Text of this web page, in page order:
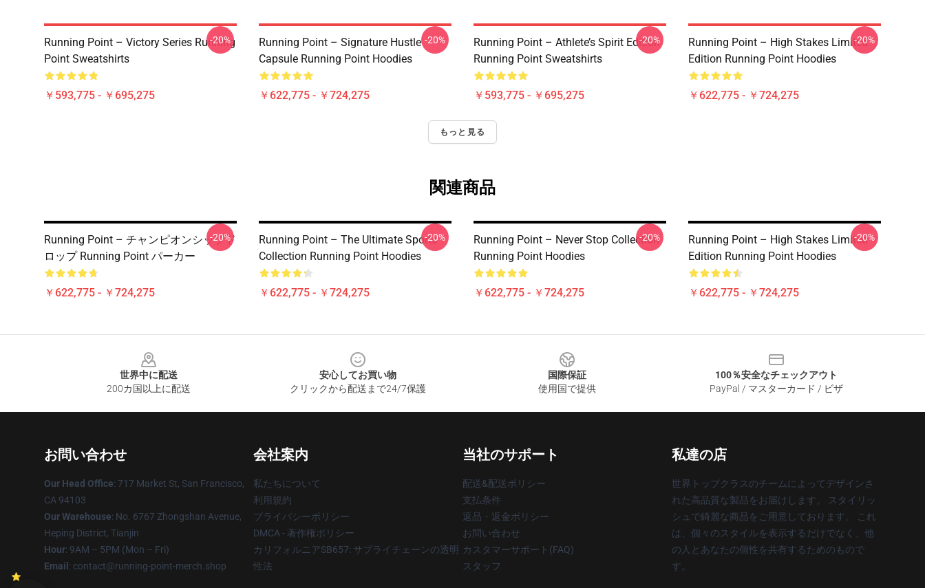
Running Point – Victory Series Running
Point Sweatshirts
￥593,775 - ￥695,275
-20%
Running Point – Signature Hustle
Capsule Running Point Hoodies
￥622,775 - ￥724,275
-20%
Running Point – Athlete’s Spirit Edition
Running Point Sweatshirts
￥593,775 - ￥695,275
-20%
Running Point – High Stakes Limited
Edition Running Point Hoodies
￥622,775 - ￥724,275
-20%
もっと見る
関連商品
Running Point – チャンピオンシップド
ロップ Running Point パーカー
￥622,775 - ￥724,275
-20%
Running Point – The Ultimate Sports
Collection Running Point Hoodies
￥622,775 - ￥724,275
-20%
Running Point – Never Stop Collection
Running Point Hoodies
￥622,775 - ￥724,275
-20%
Running Point – High Stakes Limited
Edition Running Point Hoodies
￥622,775 - ￥724,275
-20%
世界中に配送
200カ国以上に配送
安心してお買い物
クリックから配送まで24/7保護
国際保証
使用国で提供
100％安全なチェックアウト
PayPal / マスターカード / ビザ
お問い合わせ
Our Head Office: 717 Market St, San Francisco,
CA 94103
Our Warehouse: No. 6767 Zhongshan Avenue,
Heping District, Tianjin
Hour: 9AM – 5PM (Mon – Fri)
Email : contact@running-point-merch.shop
会社案内
私たちについて
利用規約
プライバシーポリシー
DMCA - 著作権ポリシー
カリフォルニアSB657: サプライチェーンの透明
性法
当社のサポート
配送&配送ポリシー
支払条件
返品・返金ポリシー
お問い合わせ
カスタマーサポート(FAQ)
スタッフ
私達の店
世界トップクラスのチームによってデザインさ
れた高品質な製品をお届けします。 スタイリッ
シュで綺麗な商品をご用意しております。 これ
は、個々のスタイルを表示するだけでなく、他
の人とあなたの個性を共有するためのもので
す。